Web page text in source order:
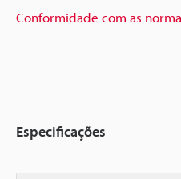
Conformidade com as
Especificações